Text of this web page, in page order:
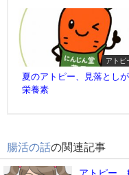
アトピ
夏のアトピー、見落とし
栄養素
腸活の話の関連記事